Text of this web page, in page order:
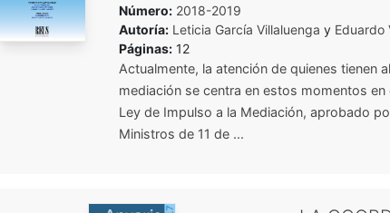
Número:2018-2019
Autoría: Leticia García Villaluenga y Eduardo
Páginas:12
Actualmente, la atención de quienes tienen
mediación se centra en estos momentos
Ley de Impulso a la Mediación, aprobado
Ministros de 11 de ...